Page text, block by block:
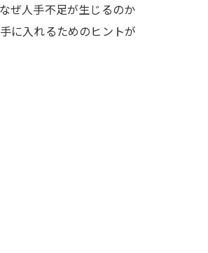
ぜ人手不足が生じるのか
に入れるためのヒントが